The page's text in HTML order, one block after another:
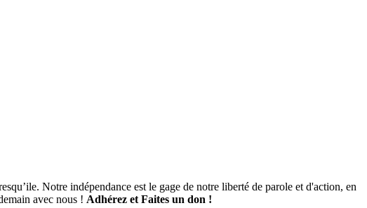
Notre indépendance est le gage de notre liberté de parole et d'action, en
avec nous ! Adhérez et Faites un don !